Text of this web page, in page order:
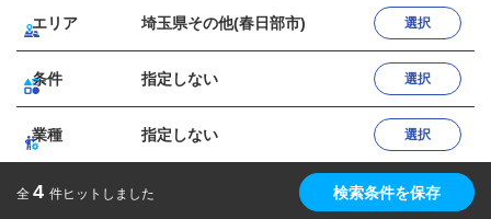
エリア 埼玉県その他(春日部市) 選択
条件 指定しない 選択
業種 指定しない 選択
全 4 件ヒットしました 検索条件を保存